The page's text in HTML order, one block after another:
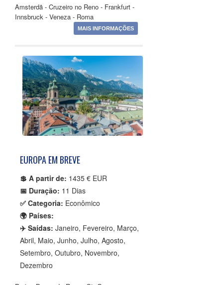
Amsterdã - Cruzeiro no Reno - Frankfurt -
Innsbruck - Veneza - Roma
MAIS INFORMAÇÕES
EUROPA EM BREVE
💲 A partir de: 1435 € EUR
📅 Duração: 11 Dias
✅ Categoria: Econômico
🌍 Países:
✈️ Saídas: Janeiro, Fevereiro, Março,
Abril, Maio, Junho, Julho, Agosto,
Setembro, Outubro, Novembro,
Dezembro